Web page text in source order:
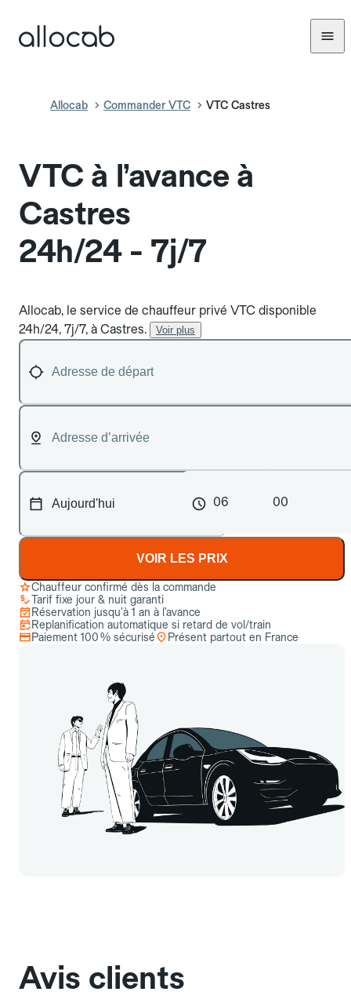
Allocab Commander VTC VTC Castres
VTC à l’avance à
Castres
24h/24 - 7j/7
Allocab, le service de chauffeur privé VTC disponible
24h/24, 7j/7, à Castres.
Voir plus
06 00
VOIR LES PRIX
Chauffeur confirmé dès la commande
Tarif fixe jour & nuit garanti
Réservation jusqu’à 1 an à l’avance
Replanification automatique si retard de vol/train
Paiement 100 % sécurisé
Présent partout en France
Avis clients